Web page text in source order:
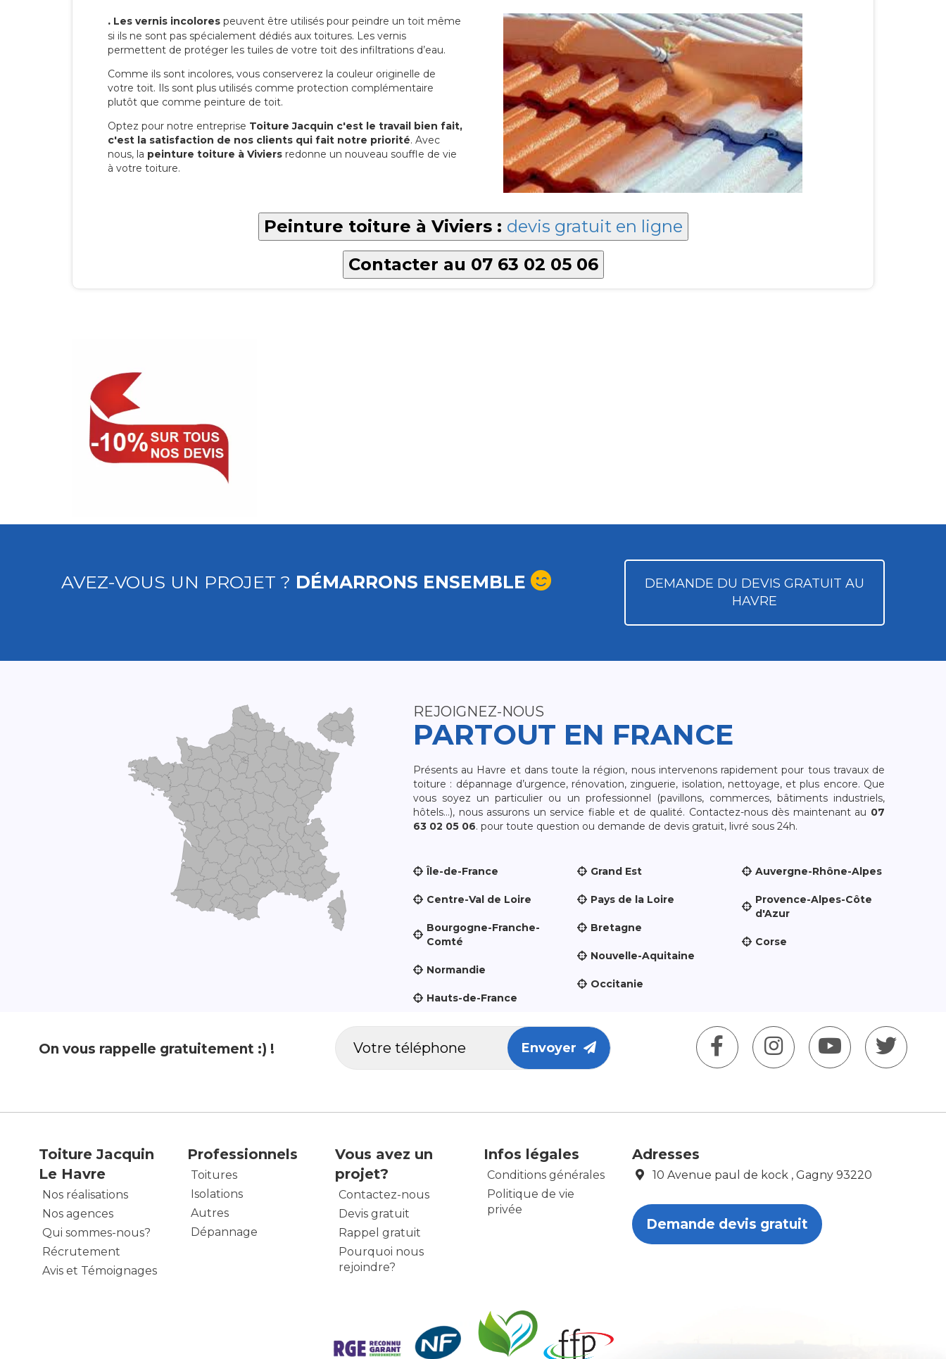
. Les vernis incolores peuvent être utilisés pour peindre un toit même
si ils ne sont pas spécialement dédiés aux toitures. Les vernis
permettent de protéger les tuiles de votre toit des infiltrations d’eau.
Comme ils sont incolores, vous conserverez la couleur originelle de
votre toit. Ils sont plus utilisés comme protection complémentaire
plutôt que comme peinture de toit.
Optez pour notre entreprise Toiture Jacquin c'est le travail bien fait,
c'est la satisfaction de nos clients qui fait notre priorité. Avec
nous, la peinture toiture à Viviers redonne un nouveau souffle de vie
à votre toiture.
Peinture toiture à Viviers : devis gratuit en ligne
Contacter au 07 63 02 05 06
AVEZ-VOUS UN PROJET ? DÉMARRONS ENSEMBLE
DEMANDE DU DEVIS GRATUIT AU
HAVRE
REJOIGNEZ-NOUS
PARTOUT EN FRANCE
Présents au Havre et dans toute la région, nous intervenons rapidement pour tous travaux de
toiture : dépannage d’urgence, rénovation, zinguerie, isolation, nettoyage, et plus encore. Que
vous soyez un particulier ou un professionnel (pavillons, commerces, bâtiments industriels,
hôtels…), nous assurons un service fiable et de qualité. Contactez-nous dès maintenant au 07
63 02 05 06. pour toute question ou demande de devis gratuit, livré sous 24h.
Île-de-France
Centre-Val de Loire
Bourgogne-Franche-
Comté
Normandie
Hauts-de-France
Grand Est
Pays de la Loire
Bretagne
Nouvelle-Aquitaine
Occitanie
Auvergne-Rhône-Alpes
Provence-Alpes-Côte
d'Azur
Corse
On vous rappelle gratuitement :) ! Envoyer
Toiture Jacquin
Le Havre
Nos réalisations
Nos agences
Qui sommes-nous?
Récrutement
Avis et Témoignages
Professionnels
Toitures
Isolations
Autres
Dépannage
Vous avez un
projet?
Contactez-nous
Devis gratuit
Rappel gratuit
Pourquoi nous
rejoindre?
Infos légales
Conditions générales
Politique de vie
privée
Adresses
10 Avenue paul de kock , Gagny 93220
Demande devis gratuit